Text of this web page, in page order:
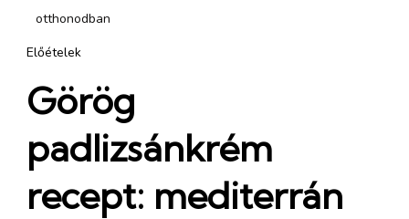
otthonodban
Előételek
Görög
padlizsánkrém
recept: mediterrán